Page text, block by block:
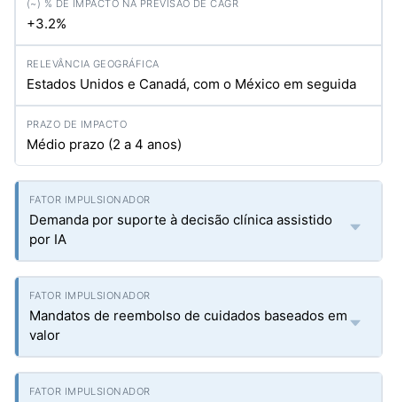
+3.2%
Estados Unidos e Canadá, com o México em seguida
Médio prazo (2 a 4 anos)
Demanda por suporte à decisão clínica assistido
por IA
Mandatos de reembolso de cuidados baseados em
valor